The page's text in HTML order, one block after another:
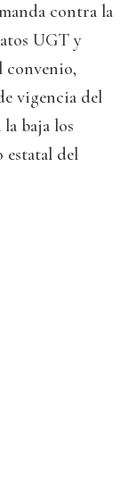
contra la
UGT y
convenio,
vigencia del
baja los
estatal del